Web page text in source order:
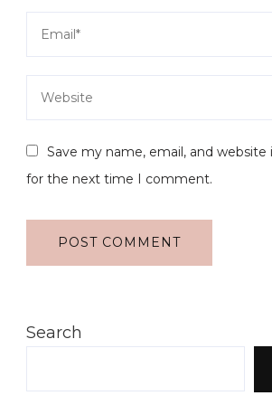
Save my name, email, and website
for the next time I comment.
Search